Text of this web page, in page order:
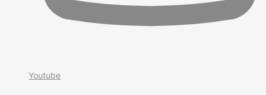
Youtube